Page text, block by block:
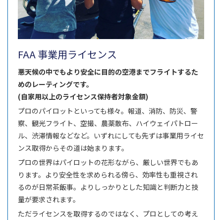
FAA 事業用ライセンス
悪天候の中でもより安全に目的の空港までフライトするた
めのレーティングです。
(自家用以上のライセンス保持者対象金額)
プロのパイロットといっても様々。報道、消防、防災、警
察、観光フライト、空撮、農薬散布、ハイウェイパトロー
ル、渋滞情報などなど。いずれにしても先ずは事業用ライセ
ンス取得からその道は始まります。
プロの世界はパイロットの花形ながら、厳しい世界でもあ
ります。より安全性を求められる傍ら、効率性も重視され
るのが日常茶飯事。よりしっかりとした知識と判断力と技
量が要求されます。
ただライセンスを取得するのではなく、プロとしての考え